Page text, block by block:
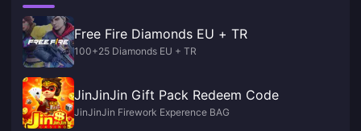
Free Fire Diamonds EU + TR
100+25 Diamonds EU + TR
JinJinJin Gift Pack Redeem Code
JinJinJin Firework Experence BAG